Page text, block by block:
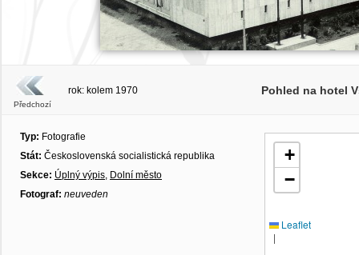
Předchozí
rok: kolem 1970 Pohled na hotel
Typ: Fotografie
Stát: Československá socialistická republika
Sekce: Úplný výpis, Dolní město
Fotograf: neuveden
+
−
Leaflet
|